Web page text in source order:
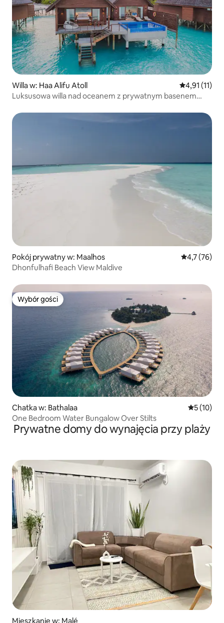
Willa w: Haa Alifu Atoll Średnia
4,91 (11)
Luksusowa willa nad oceanem z prywatnym basenem
Pokój prywatny w: Maalhos Średnia
4,7 (76)
Dhonfulhafi Beach View Maldive
Wybór gości
Wybór gości
Chatka w: Bathalaa Średnia
5 (10)
One Bedroom Water Bungalow Over Stilts
Prywatne domy do wynajęcia przy plaży
Mieszkanie w: Malé